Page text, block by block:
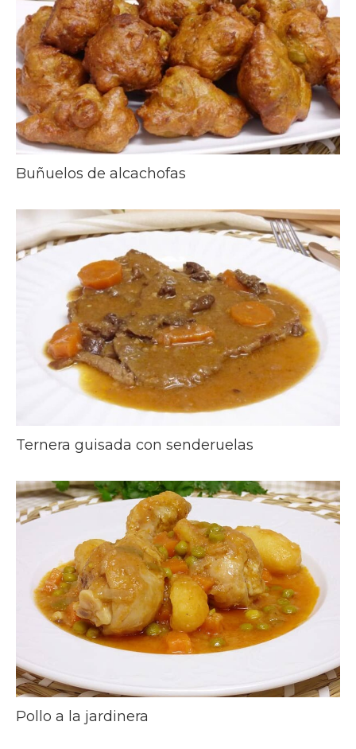
Buñuelos de alcachofas
Ternera guisada con senderuelas
Pollo a la jardinera